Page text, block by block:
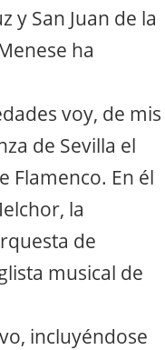
y San Juan de la
ha
voy, de mis
de Sevilla el
Flamenco. En él
la
de
musical de
incluyéndose